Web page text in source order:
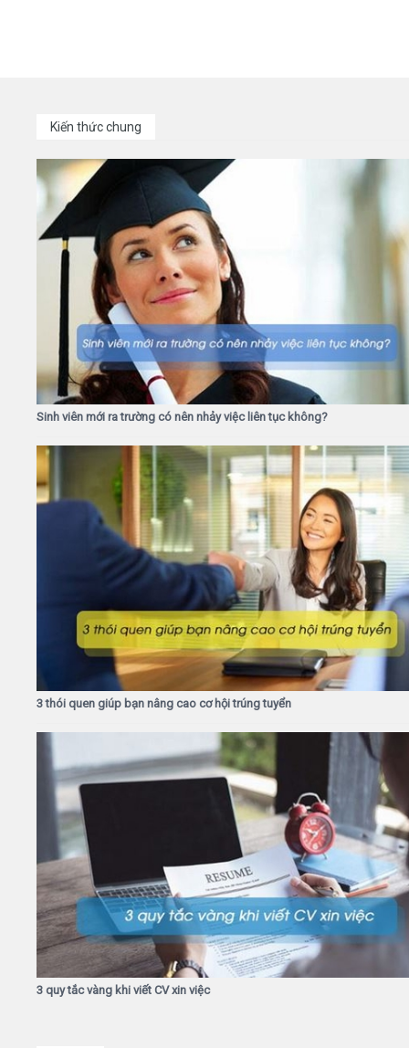
Kiến thức chung
Sinh viên mới ra trường có nên nhảy việc liên tục không?
3 thói quen giúp bạn nâng cao cơ hội trúng tuyển
3 quy tắc vàng khi viết CV xin việc